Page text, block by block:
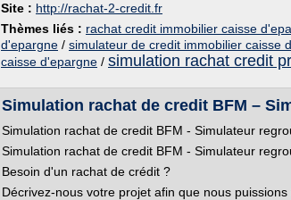
Site : http://rachat-2-credit.fr
Thèmes liés : rachat credit immobilier caisse
d'epargne / simulateur de credit immobilier caisse
caisse d'epargne / simulation rachat credit
Simulation rachat de credit BFM –
Simulation rachat de credit BFM - Simulateur
Simulation rachat de credit BFM - Simulateur
Besoin d'un rachat de crédit ?
Décrivez-nous votre projet afin que nous